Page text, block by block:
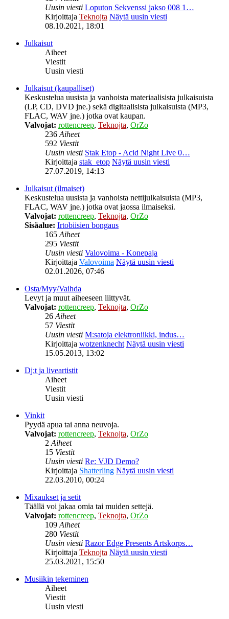
Uusin viesti Loputon Sekvenssi jakso 008 1…
Kirjoittaja Teknojta Näytä uusin viesti
08.10.2021, 18:01
Julkaisut
Aiheet
Viestit
Uusin viesti
Julkaisut (kaupalliset)
Keskustelua uusista ja vanhoista materiaalisista julkaisuista
(LP, CD, DVD jne.) sekä digitaalisista julkaisuista (MP3,
FLAC, WAV jne.) jotka ovat kaupan.
Valvojat: rottencreep, Teknojta, OrZo
236Aiheet
592 Viestit
Uusin viesti Stak Etop - Acid Night Live 0…
Kirjoittaja stak_etop Näytä uusin viesti
27.07.2019, 14:13
Julkaisut (ilmaiset)
Keskustelua uusista ja vanhoista nettijulkaisuista (MP3,
FLAC, WAV jne.) jotka ovat jaossa ilmaiseksi.
Valvojat: rottencreep, Teknojta, OrZo
Sisäalue: Irtobiisien bongaus
165Aiheet
295 Viestit
Uusin viesti Valovoima - Konepaja
Kirjoittaja Valovoima Näytä uusin viesti
02.01.2026, 07:46
Osta/Myy/Vaihda
Levyt ja muut aiheeseen liittyvät.
Valvojat: rottencreep, Teknojta, OrZo
26Aiheet
57 Viestit
Uusin viesti M:satoja elektroniikki, indus…
Kirjoittaja wotzenknecht Näytä uusin viesti
15.05.2013, 13:02
Dj:t ja liveartistit
Aiheet
Viestit
Uusin viesti
Vinkit
Pyydä apua tai anna neuvoja.
Valvojat: rottencreep, Teknojta, OrZo
2Aiheet
15 Viestit
Uusin viesti Re: VJD Demo?
Kirjoittaja Shatterling Näytä uusin viesti
22.03.2010, 00:24
Mixaukset ja setit
Täällä voi jakaa omia tai muiden settejä.
Valvojat: rottencreep, Teknojta, OrZo
109Aiheet
280 Viestit
Uusin viesti Razor Edge Presents Artskorps…
Kirjoittaja Teknojta Näytä uusin viesti
25.03.2021, 15:50
Musiikin tekeminen
Aiheet
Viestit
Uusin viesti